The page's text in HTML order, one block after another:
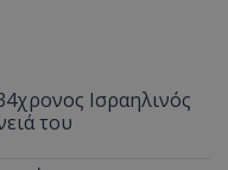
Ισραηλινός
του